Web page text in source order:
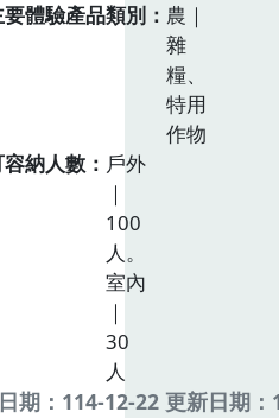
要體驗產品類別
農｜
雜
糧、
特用
作物
容納人數
戶外
｜
100
人。
室內
｜
30
人
期：114-12-22 更新日期